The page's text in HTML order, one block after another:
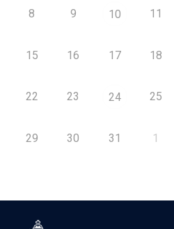
8 9 10 11
15 16 17 18
22 23 24 25
29 30 31 1